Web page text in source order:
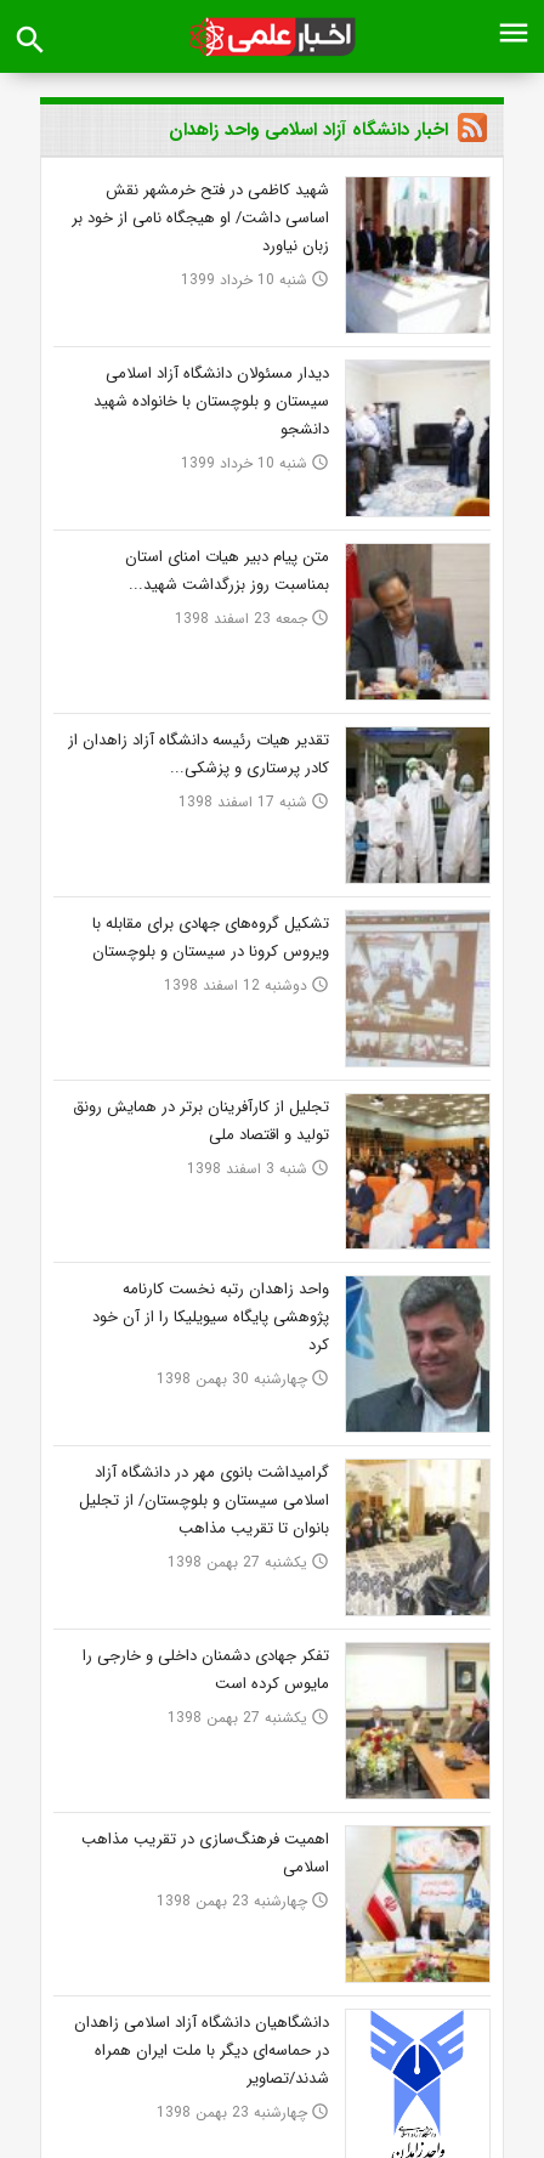
menu
search
اخبار دانشگاه آزاد اسلامی واحد زاهدان
شهید کاظمی در فتح خرمشهر نقش
اساسی داشت/ او هیجگاه نامی از خود بر
زبان نیاورد
access_time شنبه 10 خرداد 1399
دیدار مسئولان دانشگاه آزاد اسلامی
سیستان و بلوچستان با خانواده شهید
دانشجو
access_time شنبه 10 خرداد 1399
متن پیام دبیر هیات امنای استان
بمناسبت روز بزرگداشت شهید...
access_time جمعه 23 اسفند 1398
تقدیر هیات رئیسه دانشگاه آزاد زاهدان از
کادر پرستاری و پزشکی...
access_time شنبه 17 اسفند 1398
تشکیل گروه‌های جهادی برای مقابله با
ویروس کرونا در سیستان و بلوچستان
access_time دوشنبه 12 اسفند 1398
تجلیل از کارآفرینان برتر در همایش رونق
تولید و اقتصاد ملی
access_time شنبه 3 اسفند 1398
واحد زاهدان رتبه نخست کارنامه
پژوهشی پایگاه سیویلیکا را از آن خود
کرد
access_time چهارشنبه 30 بهمن 1398
گرامیداشت بانوی مهر در دانشگاه آزاد
اسلامی سیستان و بلوچستان/ از تجلیل
بانوان تا تقریب مذاهب
access_time یکشنبه 27 بهمن 1398
تفکر جهادی دشمنان داخلی و خارجی را
مایوس کرده است
access_time یکشنبه 27 بهمن 1398
اهمیت فرهنگ‌سازی در تقریب مذاهب
اسلامی
access_time چهارشنبه 23 بهمن 1398
دانشگاهیان دانشگاه آزاد اسلامی زاهدان
در حماسه‌ای دیگر با ملت ایران همراه
شدند/تصاویر
access_time چهارشنبه 23 بهمن 1398